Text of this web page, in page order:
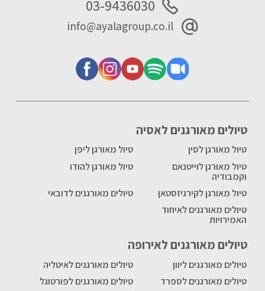
טיולים מאורגנים לאסיה
טיול מאורגן לסין
טיול מאורגן ליפן
טיול מאורגן לוייטנאם
וקמבודיה
טיול מאורגן להודו
טיול מאורגן לקירגיזסטאן
טיולים מאורגנים לדובאי
טיולים מאורגנים לאיחוד
האמירויות
טיולים מאורגנים לאירופה
טיולים מאורגנים ליוון
טיולים מאורגנים לאיטליה
טיולים מאורגנים לספרד
טיולים מאורגנים לפורטוגל
03-9436030
info@ayalagroup.co.il